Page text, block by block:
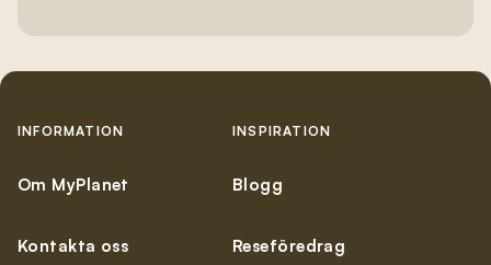
INFORMATION
Om MyPlanet
Kontakta oss
INSPIRATION
Blogg
Reseföredrag